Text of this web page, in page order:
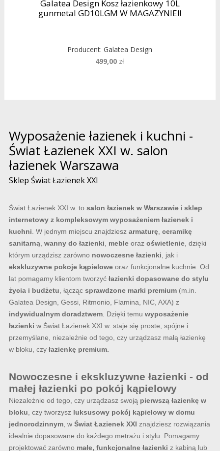
Galatea Design Kosz łazienkowy 10L
gunmetal GD10LGM W MAGAZYNIE!!
Producent:Galatea Design
499,00 zł
Wyposażenie łazienek i kuchni -
Świat Łazienek XXI w. salon
łazienek Warszawa
Sklep Świat Łazienek XXI
Świat Łazienek XXI w. to salon łazienek w Warszawiei sklep
internetowy z kompleksowym wyposażeniem łazienek i
kuchni. W jednym miejscu znajdziesz armaturę, ceramikę
sanitarną, wanny do łazienki, mebleoraz oświetlenie, dzięki
którym urządzisz zarówno nowoczesne łazienki, jak i
ekskluzywne pokoje kąpieloweoraz funkcjonalne kuchnie. Od
lat pomagamy klientom tworzyć łazienki dopasowane do stylu
życia i budżetu, łącząc sprawdzone marki premium(m.in.
Galatea Design, Gessi, Ritmonio, Flamina, NIC, AXA) z
indywidualnym doradztwem. Dzięki temu wyposażenie
łazienki w Świat Łazienek XXI w. staje się proste, spójne i
przemyślane, niezależnie od tego, czy urządzasz małą łazienkę
w bloku, czy łazienkę premium.
Nowoczesne i ekskluzywne łazienki - od
małej łazienki po pokój kąpielowy
Niezależnie od tego, czy urządzasz swoją pierwszą łazienkę w
bloku, czy tworzysz luksusowy pokój kąpielowy w domu
jednorodzinnym, w Świat Łazienek XXI znajdziesz rozwiązania
idealnie dopasowane do każdego metrażu i stylu. Pomagamy
projektować zarówno małe, funkcjonalne łazienki z kabiną lub